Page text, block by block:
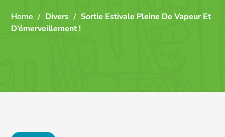
Home Divers
Sortie Estivale Pleine De Vapeur Et
D’émerveillement !